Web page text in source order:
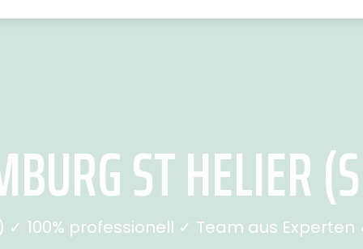
ST HELIER
100% professionell ✓ Team aus